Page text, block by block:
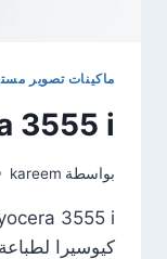
ماكينات تصوير
3555 i
بواسطة kareem
كيوسيرا